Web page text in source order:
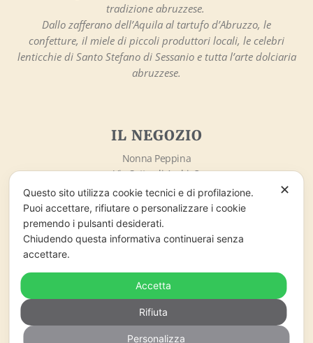
tradizione abruzzese.
Dallo zafferano dell’Aquila al tartufo d’Abruzzo, le
confetture, il miele di piccoli produttori locali, le celebri
lenticchie di Santo Stefano di Sessanio e tutta l’arte dolciaria
abruzzese.
IL NEGOZIO
Nonna Peppina
Via Sotto gli Archi, 3
67020 – Santo Stefano di Sessanio (AQ)
info@nonnapeppina.it
Market lo Chalet di Marzaro Antonio
P.Iva 01998380669
ORARI DI APERTURA
Lunedì – Domenica
09:00 – 18:00
✕
Questo sito utilizza cookie tecnici e di profilazione.
Puoi accettare, rifiutare o personalizzare i cookie
premendo i pulsanti desiderati.
Chiudendo questa informativa continuerai senza
accettare.
Accetta
Rifiuta
Personalizza